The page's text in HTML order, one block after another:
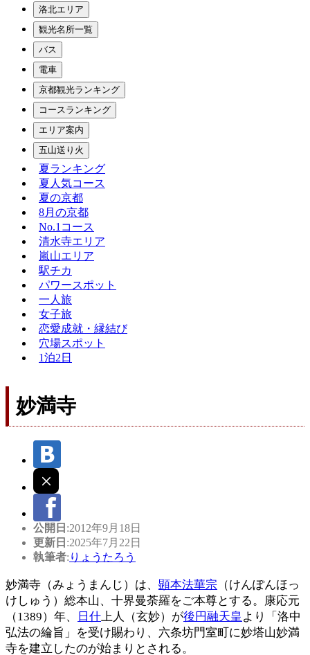
洛北エリア
観光名所一覧
バス
電車
京都観光ランキング
コースランキング
エリア案内
五山送り火
夏ランキング
夏人気コース
夏の京都
8月の京都
No.1コース
清水寺エリア
嵐山エリア
駅チカ
パワースポット
一人旅
女子旅
恋愛成就・縁結び
穴場スポット
1泊2日
妙満寺
公開日 :2012年9月18日
更新日 :2025年7月22日
執筆者: りょうたろう
妙満寺（みょうまんじ）は、 顕本法華宗 （けんぽんほっ
けしゅう）総本山、十界曼荼羅をご本尊とする。康応元
（1389）年、
日什上人（玄妙）が後円融天皇 より「洛中
弘法の綸旨」を受け賜わり、六条坊門室町に妙塔山妙満
寺を建立したのが始まりとされる。